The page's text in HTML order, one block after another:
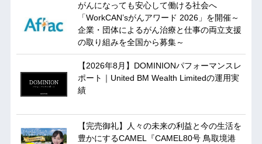
がんになっても安心して働ける社会へ
「WorkCAN’sがんアワード 2026」を開催～
企業・団体によるがん治療と仕事の両立支援
の取り組みを全国から募集～
【2026年8月】DOMINIONパフォーマンスレ
ポート｜United BM Wealth Limitedの運用実
績
【完売御礼】人々の未来の利益と今の生活を
豊かにするCAMEL『CAMEL80号 鳥取境港